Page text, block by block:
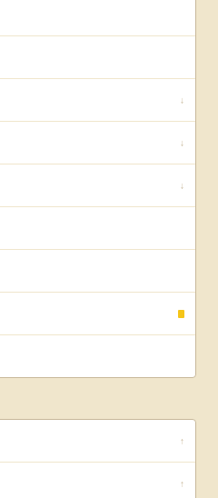
↓
↓
↓
↑
↑